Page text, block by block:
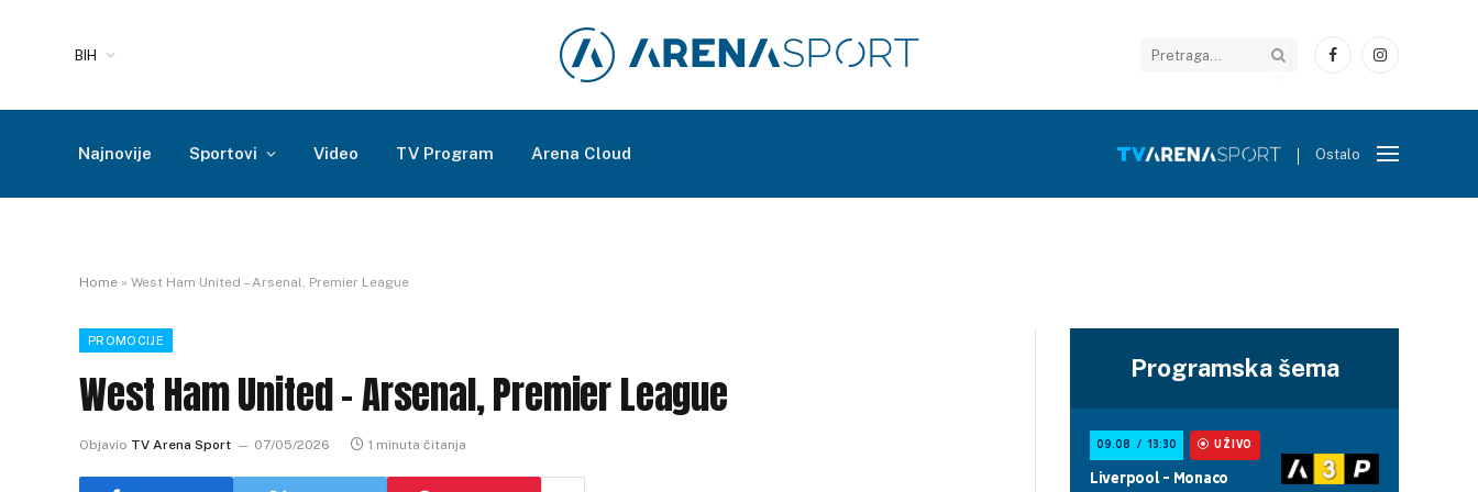
BIH
FacebookInstagram
Najnovije Sportovi Video TV Program Arena Cloud Ostalo
Home » West Ham United – Arsenal, Premier League
PROMOCIJE
West Ham United – Arsenal, Premier League
Objavio TV Arena Sport 07/05/2026 1 minuta čitanja
Programska šema